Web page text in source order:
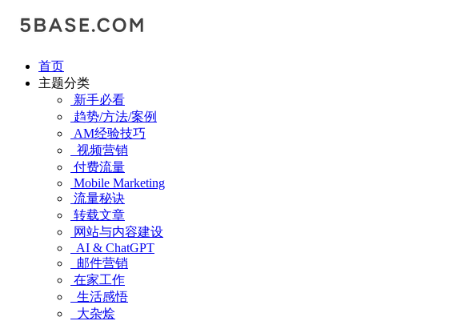
首页
主题分类
新手必看
趋势/方法/案例
AM经验技巧
视频营销
付费流量
Mobile Marketing
流量秘诀
转载文章
网站与内容建设
AI & ChatGPT
邮件营销
在家工作
生活感悟
大杂烩